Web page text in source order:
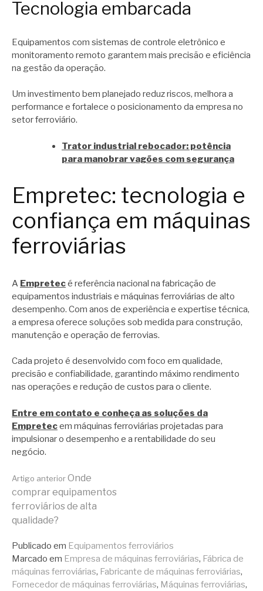
Tecnologia embarcada
Equipamentos com sistemas de controle eletrônico e
monitoramento remoto garantem mais precisão e eficiência
na gestão da operação.
Um investimento bem planejado reduz riscos, melhora a
performance e fortalece o posicionamento da empresa no
setor ferroviário.
Trator industrial rebocador: potência
para manobrar vagões com segurança
Empretec: tecnologia e
confiança em máquinas
ferroviárias
A Empretecé referência nacional na fabricação de
equipamentos industriais e máquinas ferroviárias de alto
desempenho. Com anos de experiência e expertise técnica,
a empresa oferece soluções sob medida para construção,
manutenção e operação de ferrovias.
Cada projeto é desenvolvido com foco em qualidade,
precisão e confiabilidade, garantindo máximo rendimento
nas operações e redução de custos para o cliente.
Entre em contato e conheça as soluções da
Empretecem máquinas ferroviárias projetadas para
impulsionar o desempenho e a rentabilidade do seu
negócio.
Continue
lendo
Artigo anteriorOnde
comprar equipamentos
ferroviários de alta
qualidade?
Publicado em Equipamentos ferroviários
Marcado em Empresa de máquinas ferroviárias, Fábrica de
máquinas ferroviárias, Fabricante de máquinas ferroviárias,
Fornecedor de máquinas ferroviárias, Máquinas ferroviárias,